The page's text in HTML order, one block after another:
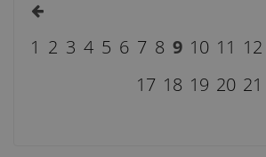
1 2 3 4 5 6 7 8 9 10 11 12
17 18 19 20 21